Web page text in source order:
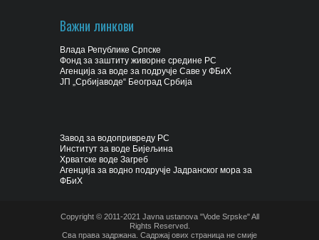
Важни линкови
Влада Републике Српске
Фонд за заштиту живорне средине РС
Агенција за воде за подручје Саве у ФБиХ
ЈП „Србијаводе“ Београд Србија
Завод за водопривреду РС
Институт за воде Бијељина
Хрватске воде Загреб
Агенција за водно подручје Јадранског мора за
ФБиХ
Copyright © 2011-2021 Javna ustanova "Vode Srpske" All
Rights Reserved.
Сва права задржана. Садржај ових страница не смије